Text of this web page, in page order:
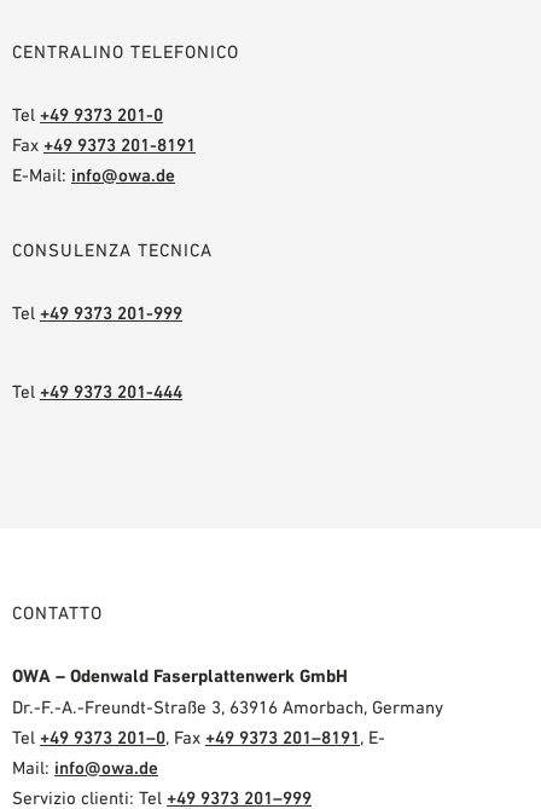
CENTRALINO TELEFONICO
Tel +49 9373 201-0
Fax +49 9373 201-8191
E-Mail: info@owa.de
CONSULENZA TECNICA
Tel +49 9373 201-999
Tel +49 9373 201-444
CONTATTO
OWA – Odenwald Faserplattenwerk GmbH
Dr.-F.-A.-Freundt-Straße 3, 63916 Amorbach, Germany
Tel +49 9373 201–0, Fax +49 9373 201–8191, E-
Mail: info@owa.de
Servizio clienti: Tel +49 9373 201–999